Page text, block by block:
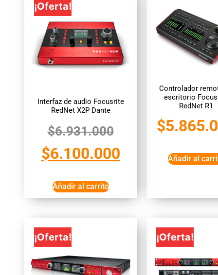
¡Oferta!
Interfaz de audio Focusrite
RedNet X2P Dante
$6.931.000
$6.100.000
Añadir al carrito
Controlador
escritorio
RedNet R1
$
Añadir al
¡Oferta! ¡Oferta!